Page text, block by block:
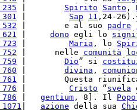
235
Spirito Santo ,
301
Sap 11 ,24-
532
|        e al suo padre
621
dono egli lo
723
Maria , lo
752
|      nelle comunità
759
Dio” si
760
divina ,
761
|        Questa
776
Cristo “svela
786
gentium , 8]. Il
1071
azione della sua